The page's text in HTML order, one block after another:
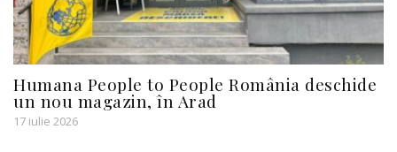
Humana People to People România deschide
un nou magazin, în Arad
17 iulie 2026